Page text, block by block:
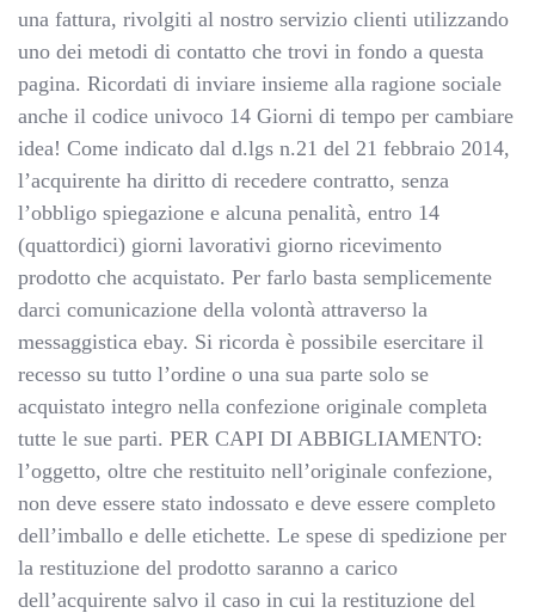
una fattura, rivolgiti al nostro servizio clienti utilizzando
uno dei metodi di contatto che trovi in fondo a questa
pagina. Ricordati di inviare insieme alla ragione sociale
anche il codice univoco 14 Giorni di tempo per cambiare
idea! Come indicato dal d.lgs n.21 del 21 febbraio 2014,
l’acquirente ha diritto di recedere contratto, senza
l’obbligo spiegazione e alcuna penalità, entro 14
(quattordici) giorni lavorativi giorno ricevimento
prodotto che acquistato. Per farlo basta semplicemente
darci comunicazione della volontà attraverso la
messaggistica ebay. Si ricorda è possibile esercitare il
recesso su tutto l’ordine o una sua parte solo se
acquistato integro nella confezione originale completa
tutte le sue parti. PER CAPI DI ABBIGLIAMENTO:
l’oggetto, oltre che restituito nell’originale confezione,
non deve essere stato indossato e deve essere completo
dell’imballo e delle etichette. Le spese di spedizione per
la restituzione del prodotto saranno a carico
dell’acquirente salvo il caso in cui la restituzione del